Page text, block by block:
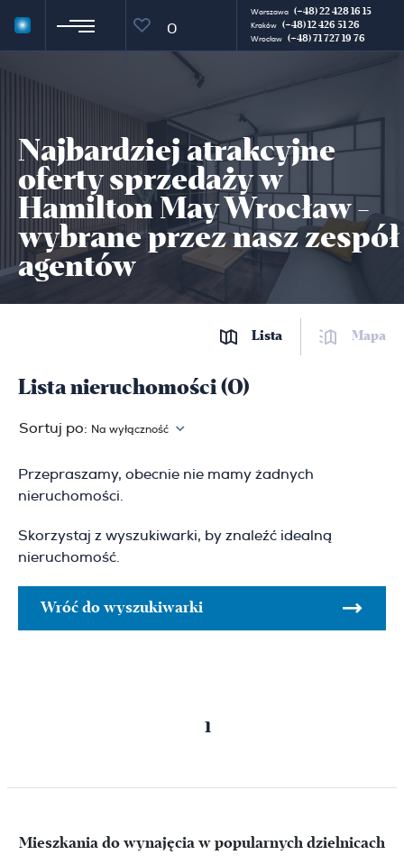
0
Warszawa (+48) 22 428 16 15
Kraków (+48) 12 426 51 26
Wrocław (+48) 71 727 19 76
Najbardziej atrakcyjne
oferty sprzedaży w
Hamilton May Wrocław -
wybrane przez nasz zespół
agentów
Lista Mapa
Lista nieruchomości (0)
Sortuj po: Na wyłączność
Przepraszamy, obecnie nie mamy żadnych
nieruchomości.
Skorzystaj z wyszukiwarki, by znaleźć idealną
nieruchomość.
Wróć do wyszukiwarki
1
Mieszkania do wynajęcia w popularnych dzielnicach